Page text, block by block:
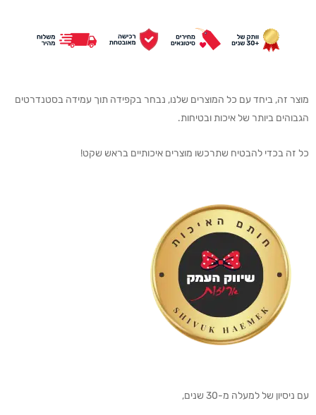
מוצר זה, ביחד עם כל המוצרים שלנו, נבחר בקפידה תוך עמידה בסטנדרטים
הגבוהים ביותר של איכות ובטיחות.
כל זה בכדי להבטיח שתרכשו מוצרים איכותיים בראש שקט!
עם ניסיון של למעלה מ-30 שנים,